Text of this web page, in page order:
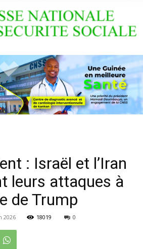
: Israël et l’Iran
leurs attaques à
de Trump
2026 18019 0